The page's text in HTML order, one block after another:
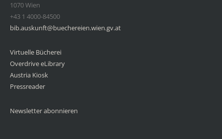
1070 Wien
+43 1 4000-84500
bib.auskunft@buechereien.wien.gv.at
Virtuelle Bücherei
Overdrive eLibrary
Austria Kiosk
Pressreader
Newsletter abonnieren